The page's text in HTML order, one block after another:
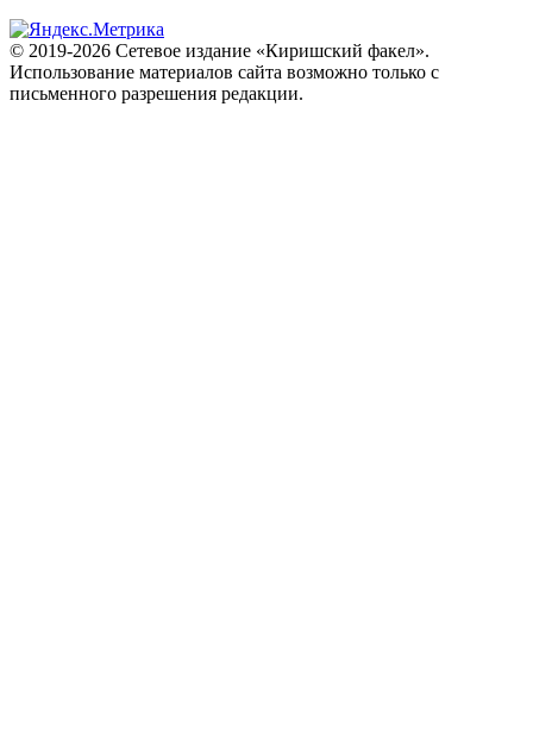
© 2019-2026 Сетевое издание «Киришский факел».
Использование материалов сайта возможно только с
письменного разрешения редакции.